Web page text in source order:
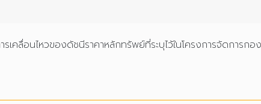
คลื่อนไหวของดัชนีราคาหลักทรัพย์ที่ระบุไว้ในโครงการจัดการ